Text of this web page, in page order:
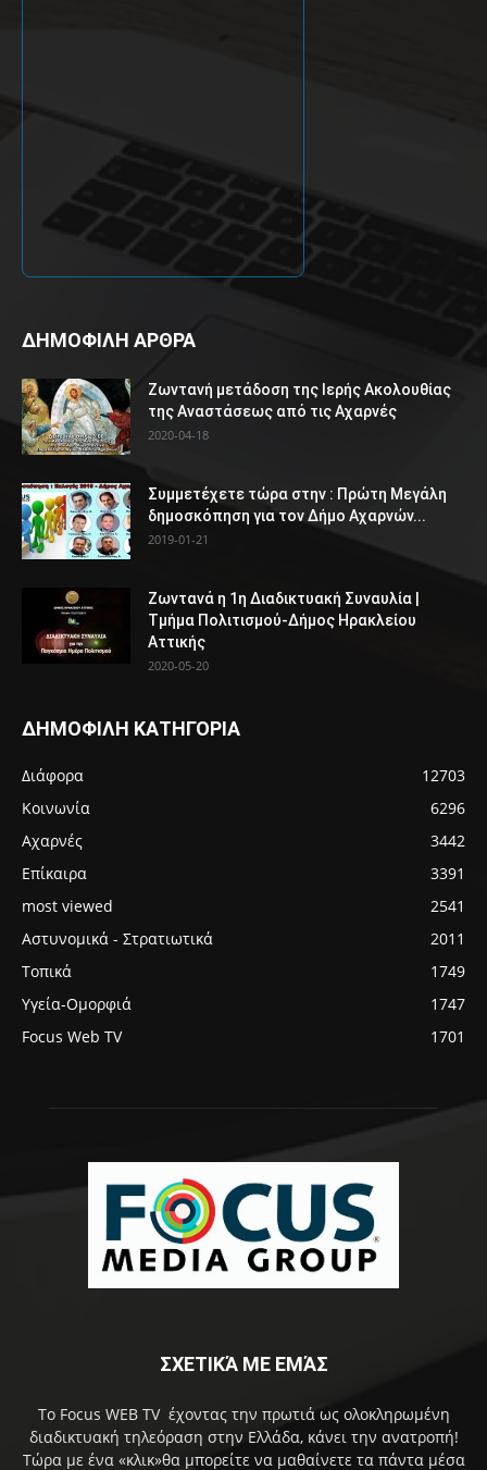
ΔΗΜΟΦΙΛΗ ΑΡΘΡΑ
Ζωντανή μετάδοση της Ιερής Ακολουθίας
της Αναστάσεως από τις Αχαρνές
2020-04-18
Συμμετέχετε τώρα στην : Πρώτη Μεγάλη
δημοσκόπηση για τον Δήμο Αχαρνών...
2019-01-21
Ζωντανά η 1η Διαδικτυακή Συναυλία |
Τμήμα Πολιτισμού-Δήμος Ηρακλείου
Αττικής
2020-05-20
ΔΗΜΟΦΙΛΗ ΚΑΤΗΓΟΡΙΑ
Διάφορα
12703
Κοινωνία
6296
Αχαρνές
3442
Επίκαιρα
3391
most viewed
2541
Αστυνομικά - Στρατιωτικά
2011
Τοπικά
1749
Υγεία-Ομορφιά
1747
Focus Web TV
1701
ΣΧΕΤΙΚΆ ΜΕ ΕΜΆΣ
Το Focus WEB TV έχοντας την πρωτιά ως ολοκληρωμένη
διαδικτυακή τηλεόραση στην Ελλάδα, κάνει την ανατροπή!
Τώρα με ένα «κλικ»θα μπορείτε να μαθαίνετε τα πάντα μέσα